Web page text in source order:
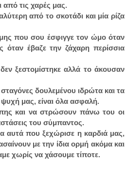
από τις χαρές μας.
από το σκοτάδι και μία ρίζα
που σου έσφιγγε τον ώμο όταν
όταν έβαζε την ζάχαρη περίσσια
ξεστομίστηκε αλλά το άκουσαν
δουλεμένου ιδρώτα και τα
ψυχή μας, είναι όλα ασφαλή.
και να στρώσουν πάνω του οι
του σύμπαντος.
αυτά που ξεχώρισε η καρδιά μας,
με την ίδια ορμή ακόμα και
χωρίς να χάσουμε τίποτε.